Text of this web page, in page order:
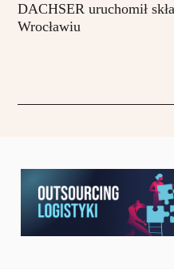
DACHSER uruchomił
Wrocławiu